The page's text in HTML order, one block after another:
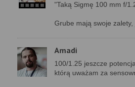
"Taką Sigmę 100 mm f/
Grube mają swoje
Amadi
100/1.25 jeszcze
którą uważam za